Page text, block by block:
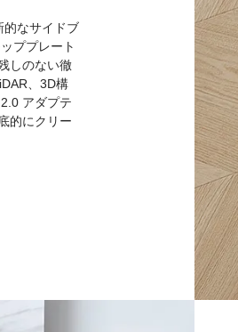
的なサイドブ
ププレート
しのない徹
、3D構
アダプテ
的にクリー